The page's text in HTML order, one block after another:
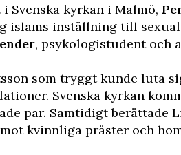
i Svenska kyrkan i Malmö,
islams inställning till
, psykologistudent och
som tryggt kunde luta
Svenska kyrkan
par. Samtidigt berättade
kvinnliga präster och